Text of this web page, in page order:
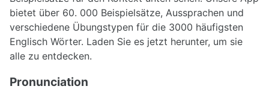
bietet über 60. 000 Beispielsätze, Aussprachen und
verschiedene Übungstypen für die 3000 häufigsten
Englisch Wörter. Laden Sie es jetzt herunter, um sie
alle zu entdecken.
Pronunciation